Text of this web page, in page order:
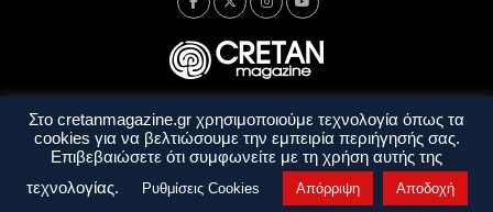
Ταυτότητα Πολιτική Απορρήτου
Όροι Χρήσης
Όροι και Προϋποθέσεις
Στο cretanmagazine.gr χρησιμοποιούμε τεχνολογία όπως τα
cookies για να βελτιώσουμε την εμπειρία περιήγησής σας.
Επιβεβαιώσετε ότι συμφωνείτε με τη χρήση αυτής της
τεχνολογίας.
Ρυθμίσεις Cookies Απόρριψη Αποδοχή